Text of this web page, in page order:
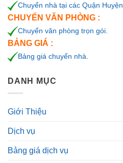
Chuyển nhà tại các Quận Huyện
CHUYỂN VĂN PHÒNG :
Chuyển văn phòng trọn gói
BẢNG GIÁ :
Bảng giá chuyển nhà
DANH MỤC
Giới Thiệu
Dịch vụ
Bảng giá dịch vụ